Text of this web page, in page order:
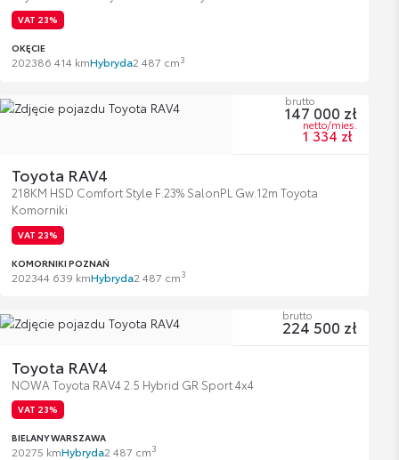
VAT 23%
OKĘCIE
202386 414 kmHybryda2 487 cm3
Toyota RAV4
218KM HSD Comfort Style F.23% SalonPL Gw.12m Toyota
Komorniki
VAT 23%
KOMORNIKI POZNAŃ
202344 639 kmHybryda2 487 cm3
brutto
147 000 zł
netto/mies.
1 334 zł
Toyota RAV4
NOWA Toyota RAV4 2.5 Hybrid GR Sport 4x4
VAT 23%
BIELANY WARSZAWA
20275 kmHybryda2 487 cm3
brutto
224 500 zł